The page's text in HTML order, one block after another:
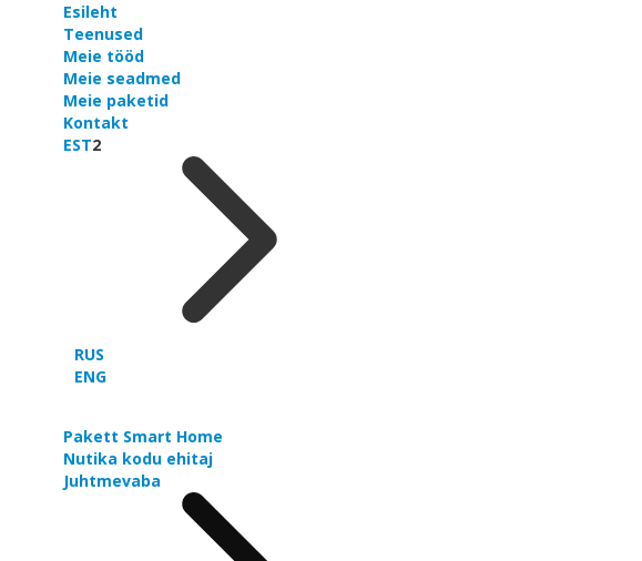
Esileht
Teenused
Meie tööd
Meie seadmed
Meie paketid
Kontakt
EST2
RUS
ENG
Pakett Smart Home
Nutika kodu ehitaj
Juhtmevaba